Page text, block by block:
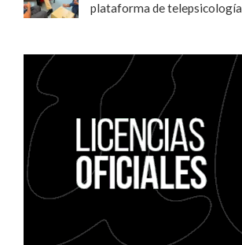
plataforma de telepsicología